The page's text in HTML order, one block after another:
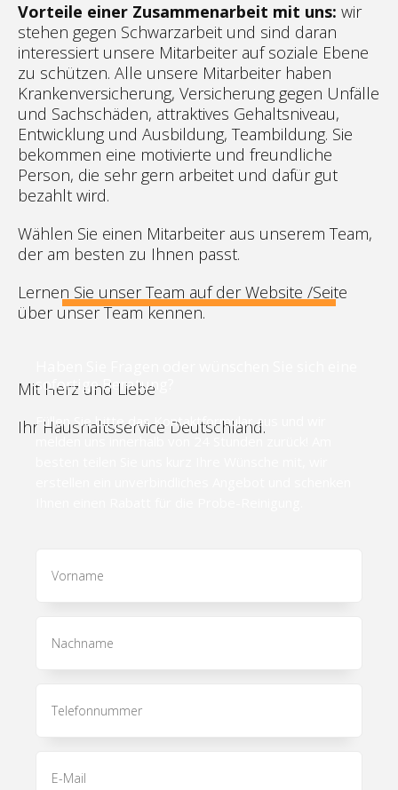
Vorteile einer Zusammenarbeit mit uns: wir
stehen gegen Schwarzarbeit und sind daran
interessiert unsere Mitarbeiter auf soziale Ebene
zu schützen. Alle unsere Mitarbeiter haben
Krankenversicherung, Versicherung gegen Unfälle
und Sachschäden, attraktives Gehaltsniveau,
Entwicklung und Ausbildung, Teambildung. Sie
bekommen eine motivierte und freundliche
Person, die sehr gern arbeitet und dafür gut
bezahlt wird.
Wählen Sie einen Mitarbeiter aus unserem Team,
der am besten zu Ihnen passt.
Lernen Sie unser Team auf der Website /Seite
über unser Team kennen.
Mit Herz und Liebe
Ihr Haushaltsservice Deutschland.
sofortige Beratung?
Füllen Sie bitte das Kontaktformular aus und wir